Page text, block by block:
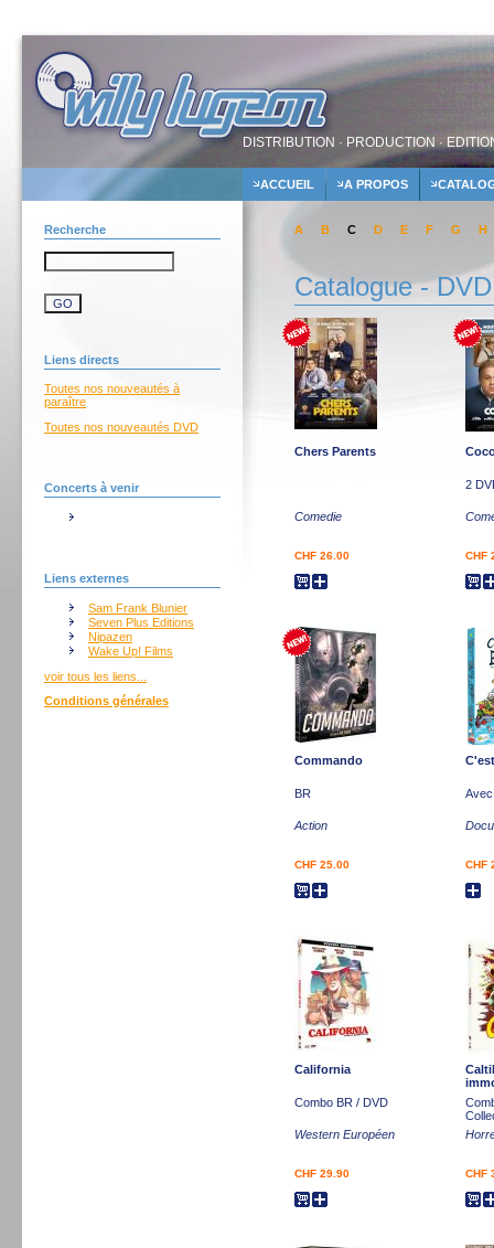
DISTRIBUTION · PRODUCTION ·
ACCUEIL A PROPOS
Recherche
Liens directs
Toutes nos nouveautés à
paraître
Toutes nos nouveautés DVD
Concerts à venir
Liens externes
Sam Frank Blunier
Seven Plus Editions
Nipazen
Wake Up! Films
voir tous les liens...
Conditions générales
A B C D E F G H
Catalogue - DVD
Chers Parents
Comedie
CHF 26.00
2
CHF
Commando
BR
Action
CHF 25.00 CHF
California
Combo BR / DVD
Western Européen
CHF 29.90 CHF